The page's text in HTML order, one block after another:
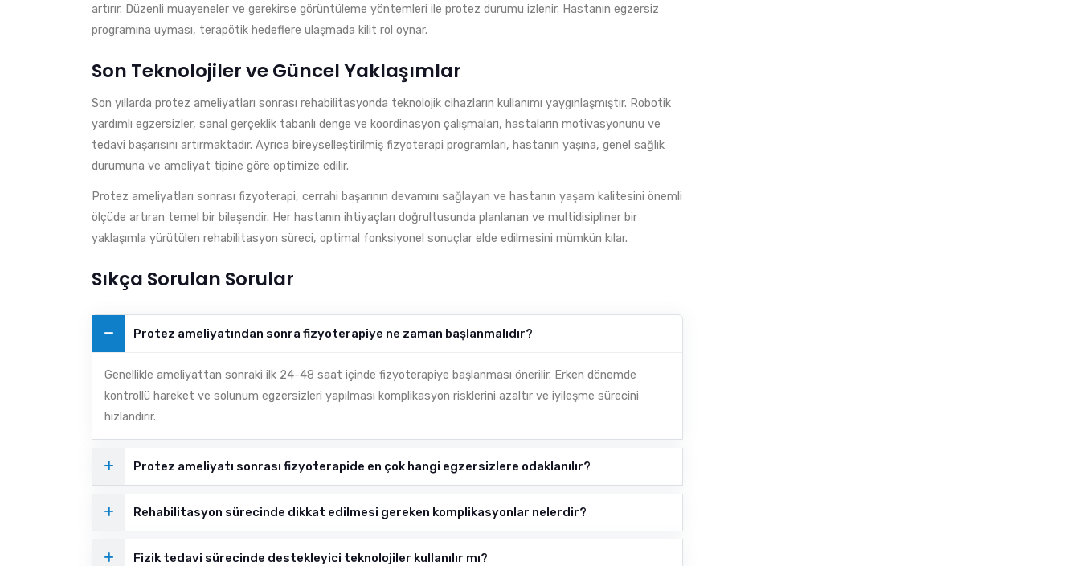
artırır. Düzenli muayeneler ve gerekirse görüntüleme yöntemleri ile protez durumu izlenir. Hastanın egzersiz
programına uyması, terapötik hedeflere ulaşmada kilit rol oynar.
Son Teknolojiler ve Güncel Yaklaşımlar
Son yıllarda protez ameliyatları sonrası rehabilitasyonda teknolojik cihazların kullanımı yaygınlaşmıştır. Robotik
yardımlı egzersizler, sanal gerçeklik tabanlı denge ve koordinasyon çalışmaları, hastaların motivasyonunu ve
tedavi başarısını artırmaktadır. Ayrıca bireyselleştirilmiş fizyoterapi programları, hastanın yaşına, genel sağlık
durumuna ve ameliyat tipine göre optimize edilir.
Protez ameliyatları sonrası fizyoterapi, cerrahi başarının devamını sağlayan ve hastanın yaşam kalitesini önemli
ölçüde artıran temel bir bileşendir. Her hastanın ihtiyaçları doğrultusunda planlanan ve multidisipliner bir
yaklaşımla yürütülen rehabilitasyon süreci, optimal fonksiyonel sonuçlar elde edilmesini mümkün kılar.
Sıkça Sorulan Sorular
Protez ameliyatından sonra fizyoterapiye ne zaman başlanmalıdır?
Genellikle ameliyattan sonraki ilk 24-48 saat içinde fizyoterapiye başlanması önerilir. Erken dönemde
kontrollü hareket ve solunum egzersizleri yapılması komplikasyon risklerini azaltır ve iyileşme sürecini
hızlandırır.
Protez ameliyatı sonrası fizyoterapide en çok hangi egzersizlere odaklanılır?
Rehabilitasyon sürecinde dikkat edilmesi gereken komplikasyonlar nelerdir?
Fizik tedavi sürecinde destekleyici teknolojiler kullanılır mı?